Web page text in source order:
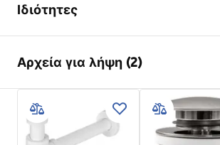
Ιδιότητες
Υλικό
Χρώμα
Διαφανές
Φινίρισμα
Γυαλιστερό
Μήκος
360mm
Αρχεία για λήψη (2)
Οδηγίες συναρμολόγησης
Basin.pdf